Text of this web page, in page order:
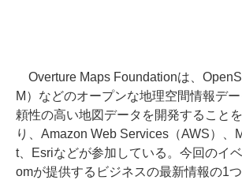
Overture Maps Foundationは、
M）などのオープンな地理空間情報デ
頼性の高い地図データを開発すること
り、Amazon Web Services（AWS）、
t、Esriなどが参加している。今回のイ
omが提供するビジネスの最新情報の1